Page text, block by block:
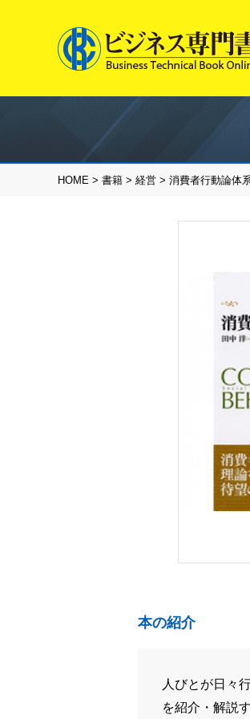
HOME > 書籍 > 経営 > 消費者行動論体
本の紹介
人びとが日々
を紹介・解説